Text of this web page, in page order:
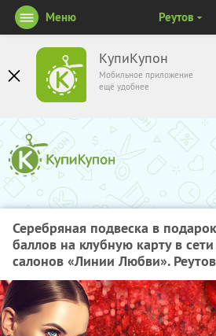
КупиКупон
Мобильное приложение
ещё удобнее
Меню Реутов
Серебряная подвеска в
баллов на клубную карту в
салонов «Линии Любви». Реутов